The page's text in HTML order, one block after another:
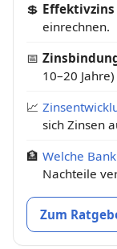
💲 Effektivzins
einrechnen.
📅
10–20
📈
sich Zinsen
🏦 Welche
Nachteile
Zum